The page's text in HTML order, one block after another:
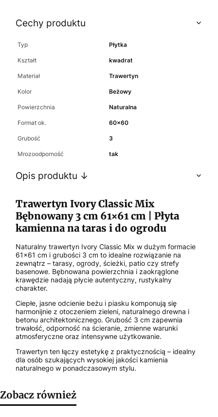
Cechy produktu
Typ Płytka
Kształt kwadrat
Materiał Trawertyn
Kolor Beżowy
Powierzchnia Naturalna
Format ok. 60x60
Grubość 3
Mrozoodporność tak
Opis produktu ↓
Trawertyn Ivory Classic Mix
Bębnowany 3 cm 61×61 cm | Płyta
kamienna na taras i do ogrodu
Naturalny trawertyn Ivory Classic Mix w dużym formacie
61×61 cm i grubości 3 cm to idealne rozwiązanie na
zewnątrz – tarasy, ogrody, ścieżki, patio czy strefy
basenowe. Bębnowana powierzchnia i zaokrąglone
krawędzie nadają płycie autentyczny, rustykalny
charakter.
Ciepłe, jasne odcienie beżu i piasku komponują się
harmonijnie z otoczeniem zieleni, naturalnego drewna i
betonu architektonicznego. Grubość 3 cm zapewnia
trwałość, odporność na ścieranie, zmienne warunki
atmosferyczne oraz intensywne użytkowanie.
Trawertyn ten łączy estetykę z praktycznością – idealny
dla osób szukających wysokiej jakości kamienia
naturalnego w ponadczasowym stylu.
Zobacz również